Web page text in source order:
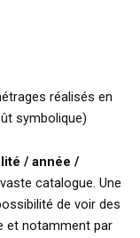
réalisés en
symbolique)
/ année /
catalogue. Une
de voir des
et notamment par